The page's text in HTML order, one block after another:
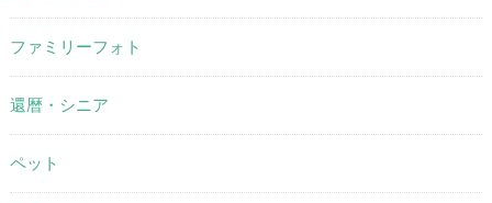
ファミリーフォト
還暦・シニア
ペット